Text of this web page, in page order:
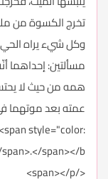
تخرج الكسوة من
وكل شيء يراه الحي
مسألتين: إحداهما
همه من حيث لا
style="color:
span></b>
</span></p>